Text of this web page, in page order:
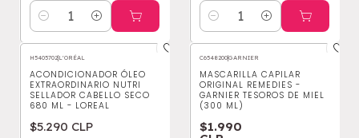
Cantidad Cantidad
H5405702|L'ORÉAL
ACONDICIONADOR ÓLEO
EXTRAORDINARIO NUTRI
SELLADOR CABELLO SECO
680 ML - LOREAL
$5.290 CLP
-60%OFF
C6548200|GARNIER
MASCARILLA CAPILAR
ORIGINAL REMEDIES -
GARNIER TESOROS DE MIEL
(300 ML)
$1.990